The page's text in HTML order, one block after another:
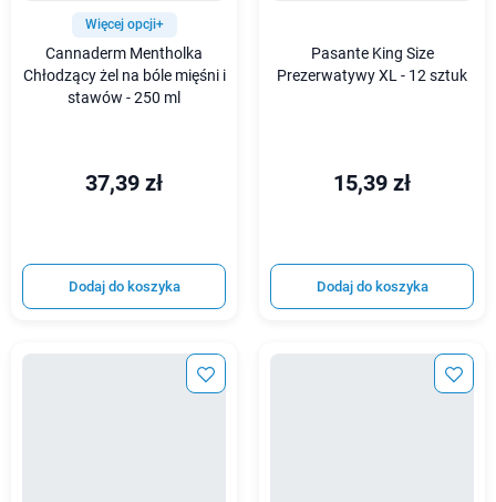
Więcej opcji+
Cannaderm Mentholka
Chłodzący żel na bóle mięśni i
stawów - 250 ml
37,39 zł
Dodaj do koszyka
Pasante King Size
Prezerwatywy XL - 12 sztuk
15,39 zł
Dodaj do koszyka